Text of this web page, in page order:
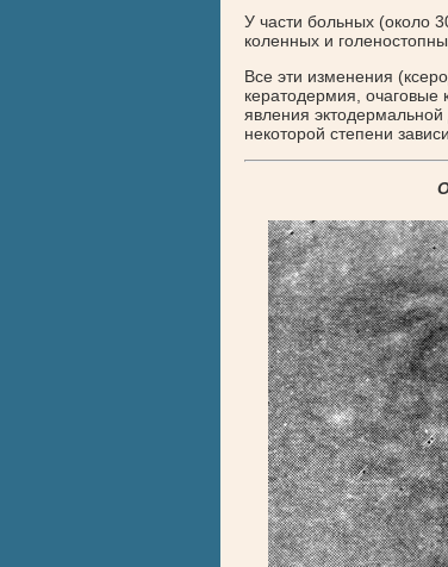
У части больных (около
коленных и
Все эти изменения
кератодермия, очаговые
явления
некоторой степени